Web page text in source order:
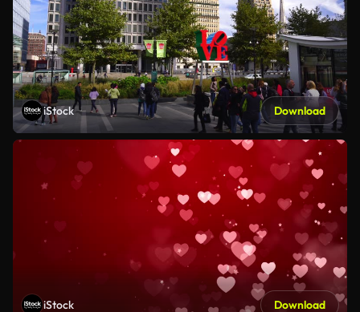
iStock Download
iStock Download